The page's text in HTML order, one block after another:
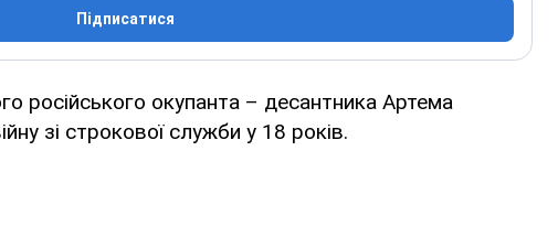
Підписатися
російського окупанта – десантника Артема
зі строкової служби у 18 років.